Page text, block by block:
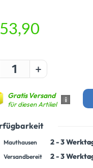
+
Gratis Versand
für diesen Artikel i
Mauthausen 2 - 3
Versandbereit 2 - 3